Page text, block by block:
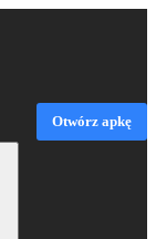
Otwórz apkę